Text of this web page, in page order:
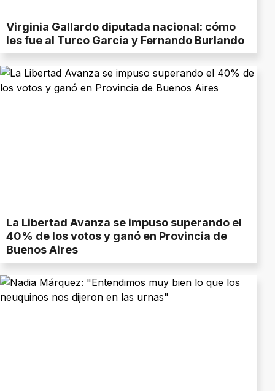
Virginia Gallardo diputada nacional: cómo
les fue al Turco García y Fernando Burlando
La Libertad Avanza se impuso superando el
40% de los votos y ganó en Provincia de
Buenos Aires